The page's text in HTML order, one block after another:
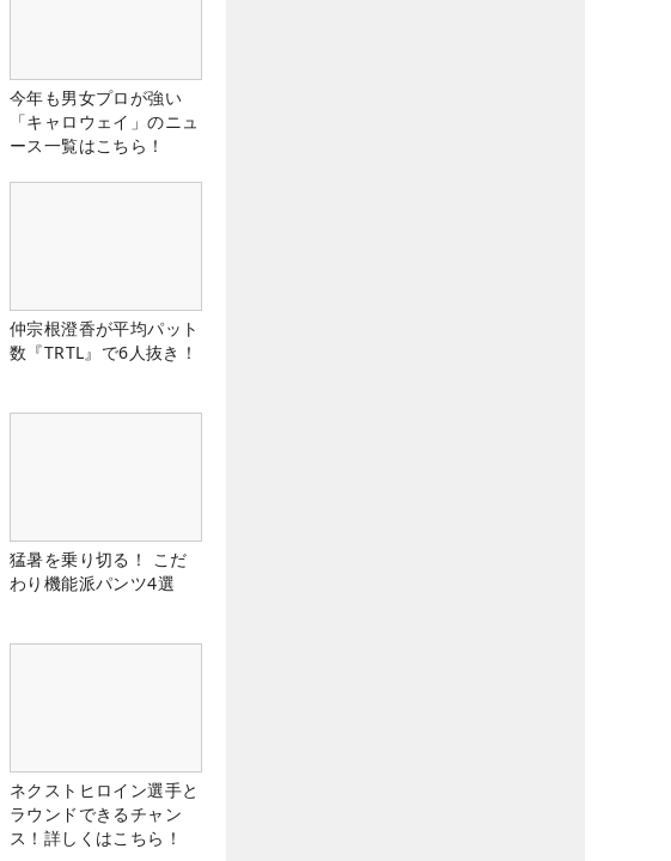
今年も男女プロが強い
「キャロウェイ」のニュ
ース一覧はこちら！
仲宗根澄香が平均パット
数『TRTL』で6人抜き！
猛暑を乗り切る！ こだ
わり機能派パンツ4選
ネクストヒロイン選手と
ラウンドできるチャン
ス！詳しくはこちら！